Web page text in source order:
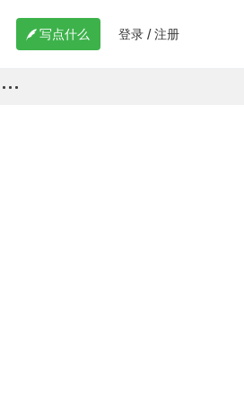
 写点什么 登录 / 注册